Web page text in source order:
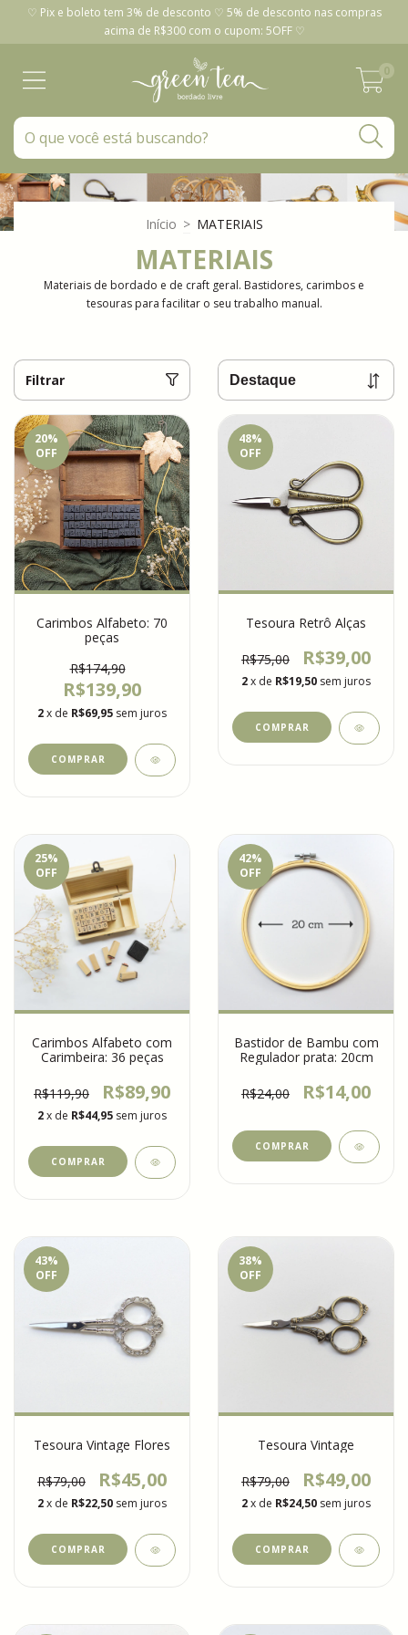
♡ Pix e boleto tem 3% de desconto ♡ 5% de desconto nas compras
acima de R$300 com o cupom: 5OFF ♡
0
Início > MATERIAIS
MATERIAIS
Materiais de bordado e de craft geral. Bastidores, carimbos e
tesouras para facilitar o seu trabalho manual.
Filtrar
20%
OFF
Carimbos Alfabeto: 70
peças
R$174,90
R$139,90
2x de R$69,95 sem juros
48%
OFF
Tesoura Retrô Alças
R$75,00 R$39,00
2x de R$19,50 sem juros
COMPRAR
25%
OFF
Carimbos Alfabeto com
Carimbeira: 36 peças
R$119,90 R$89,90
2x de R$44,95 sem juros
42%
OFF
Bastidor de Bambu com
Regulador prata: 20cm
R$24,00 R$14,00
43%
OFF
Tesoura Vintage Flores
R$79,00 R$45,00
2x de R$22,50 sem juros
COMPRAR
38%
OFF
Tesoura Vintage
R$79,00 R$49,00
2x de R$24,50 sem juros
COMPRAR